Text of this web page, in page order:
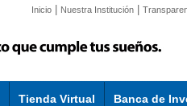
Inicio| Nuestra Institución|
Tienda Virtual Banca de